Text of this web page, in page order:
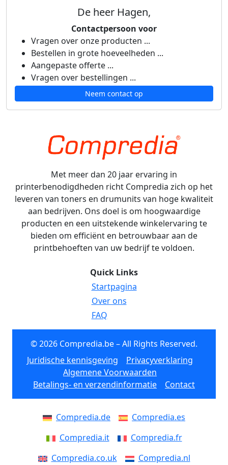
De heer Hagen,
Contactpersoon voor
Vragen over onze producten ...
Bestellen in grote hoeveelheden ...
Aangepaste offerte ...
Vragen over bestellingen ...
Neem contact op
Met meer dan 20 jaar ervaring in
printerbenodigdheden richt Compredia zich op het
leveren van toners en drumunits van hoge kwaliteit
aan bedrijven. Ons doel is om hoogwaardige
producten en een uitstekende winkelervaring te
bieden om efficiënt en betrouwbaar aan de
printbehoeften van uw bedrijf te voldoen.
Quick Links
Startpagina
Over ons
FAQ
© 2026 Compredia.be – All Rights Reserved.
Juridische kennisgeving
Privacyverklaring
Algemene Voorwaarden
Betalings- en verzendinformatie
Contact
Compredia.de
Compredia.es
Compredia.it
Compredia.fr
Compredia.co.uk
Compredia.nl